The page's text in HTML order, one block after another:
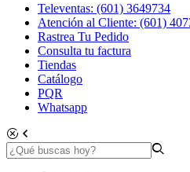
Televentas: (601) 3649734
Atención al Cliente: (601)
Rastrea Tu Pedido
Consulta tu factura
Tiendas
Catálogo
PQR
Whatsapp